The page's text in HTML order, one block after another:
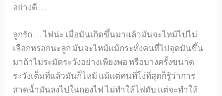
อย่างดี …
ลูกรัก … ไฟน่ะ เมื่อมันเกิดขึ้นมาแล้วมันจะไหม้ไปไม่
เลือกหรอกนะลูก มันจะไหม้แม้กระทั่งคนที่ไปจุดมันขึ้น
มาถ้าไม่ระมัดระวังอย่างเพียงพอ หรือบางครั้งขนาด
ระวังเต็มที่แล้วมันก็ไหม้ แม้แต่คนที่โง่ที่สุดก็รู้ว่าการ
สาดน้ำมันลงไปในกองไฟ ไม่ทำให้ไฟดับ แต่จะทำให้